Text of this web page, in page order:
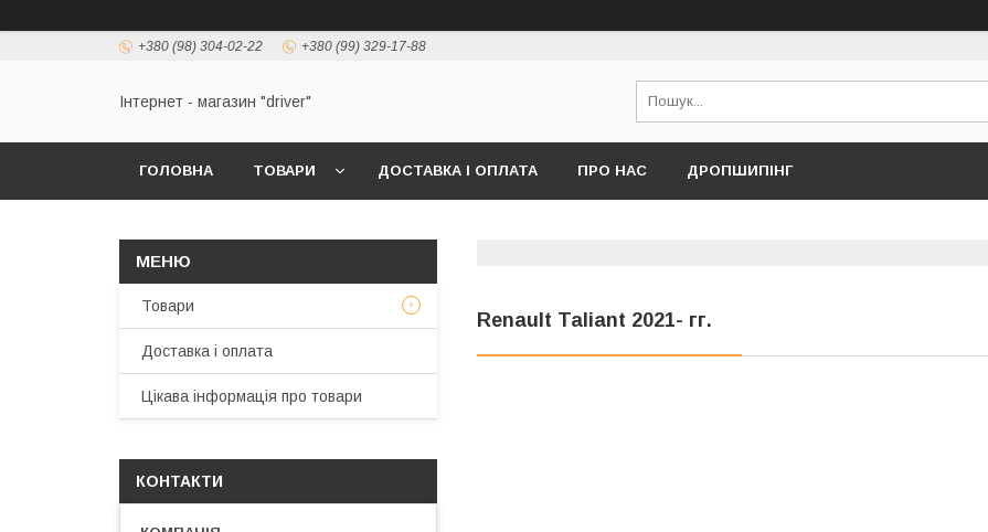
+380 (98) 304-02-22 +380 (99) 329-17-88
Інтернет - магазин "driver"
ГОЛОВНА ТОВАРИ ДОСТАВКА І ОПЛАТА ПРО НАС ДРОПШИПІНГ
Renault Taliant 2021- гг.
Товари
Доставка і оплата
Цікава інформація про товари
КОНТАКТИ